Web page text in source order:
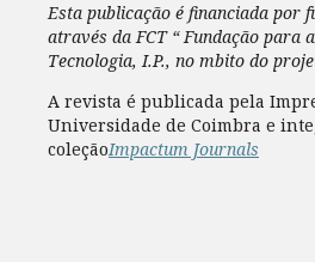
Esta publicação é financiada por
através da FCT “ Fundação para
Tecnologia, I.P., no mbito do
A revista é publicada pela
Universidade de Coimbra e
coleçãoImpactum Journals